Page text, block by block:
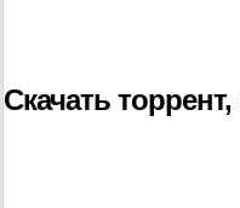
Скачать